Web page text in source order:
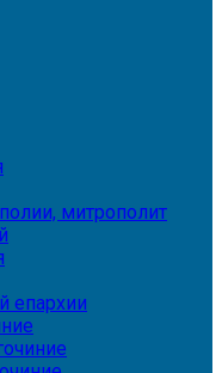
митрополит
епархии